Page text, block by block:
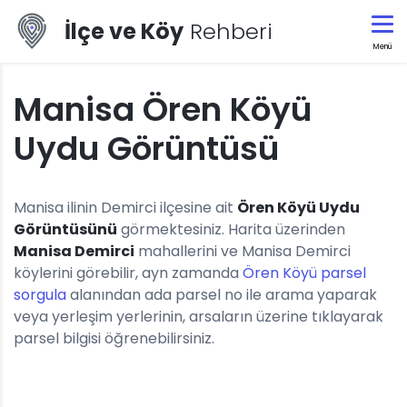
İlçe ve Köy Rehberi
Menü
Manisa Ören Köyü
Uydu Görüntüsü
Manisa ilinin Demirci ilçesine ait Ören Köyü Uydu
Görüntüsünü görmektesiniz. Harita üzerinden
Manisa Demirci mahallerini ve Manisa Demirci
köylerini görebilir, ayn zamanda Ören Köyü parsel
sorgulaalanından ada parsel no ile arama yaparak
veya yerleşim yerlerinin, arsaların üzerine tıklayarak
parsel bilgisi öğrenebilirsiniz.